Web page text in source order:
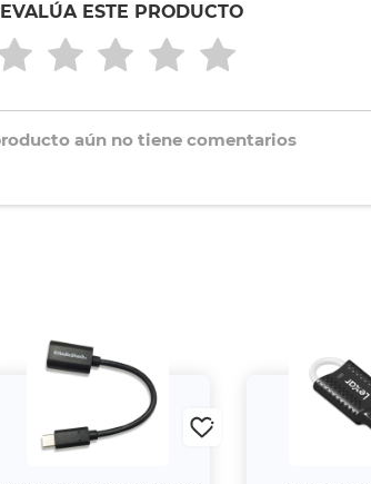
EVALÚA ESTE PRODUCTO
aún no tiene comentarios